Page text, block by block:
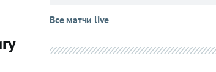
Все матчи live